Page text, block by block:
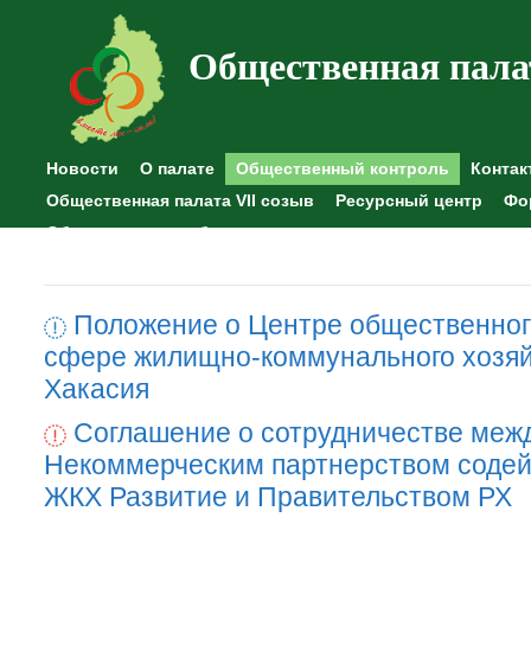
Общественная
Новости О палате Общественный контроль
Общественная палата VII созыв
Ресурсный центр
Общественные наблюдения
Положение о Центре
сфере жилищно-коммунального
Хакасия
Соглашение о сотрудничестве
Некоммерческим партнерством
ЖКХ Развитие и Правительством РХ